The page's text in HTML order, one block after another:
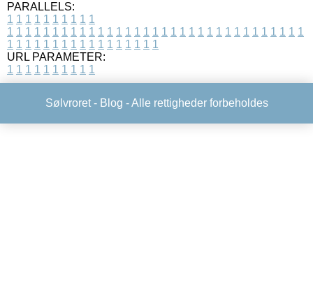
PARALLELS:
1 1 1 1 1 1 1 1 1 1
1 1 1 1 1 1 1 1 1 1 1 1 1 1 1 1 1 1 1 1 1 1 1 1 1 1 1 1 1 1 1 1 1
1 1 1 1 1 1 1 1 1 1 1 1 1 1 1 1 1
URL PARAMETER:
1 1 1 1 1 1 1 1 1 1
Sølvroret - Blog - Alle rettigheder forbeholdes